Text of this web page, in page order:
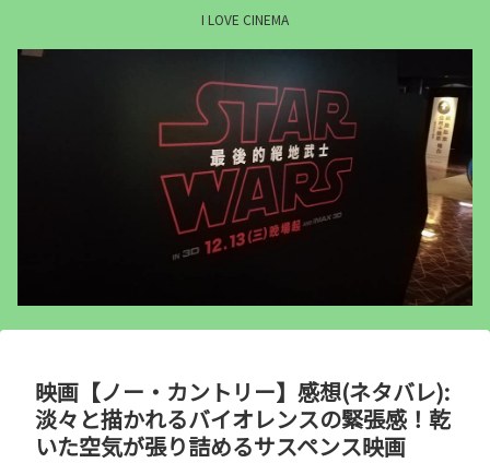
I LOVE CINEMA
映画【ノー・カントリー】感想(ネタバレ):
淡々と描かれるバイオレンスの緊張感！乾
いた空気が張り詰めるサスペンス映画